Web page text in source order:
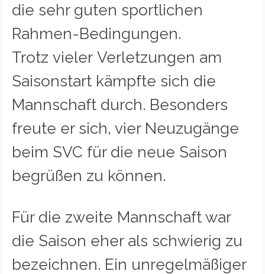
die sehr guten sportlichen
Rahmen-Bedingungen.
Trotz vieler Verletzungen am
Saisonstart kämpfte sich die
Mannschaft durch. Besonders
freute er sich, vier Neuzugänge
beim SVC für die neue Saison
begrüßen zu können.
Für die zweite Mannschaft war
die Saison eher als schwierig zu
bezeichnen. Ein unregelmäßiger